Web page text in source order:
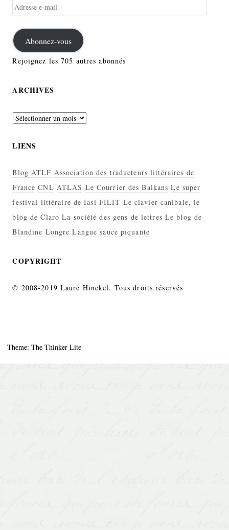
Adresse
mail
Abonnez-vous
Rejoignez les 705 autres abonnés
ARCHIVES
Archives
LIENS
Blog ATLF Association des traducteurs littéraires de
France CNL ATLAS Le Courrier des Balkans Le super
festival littéraire de Iasi FILIT Le clavier canibale, le
blog de Claro La société des gens de lettres Le blog de
Blandine Longre Langue sauce piquante
COPYRIGHT
© 2008-2019 Laure Hinckel. Tous droits réservés
Theme: The Thinker Lite